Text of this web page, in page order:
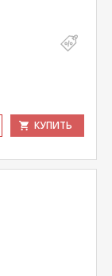
КУПИТЬ